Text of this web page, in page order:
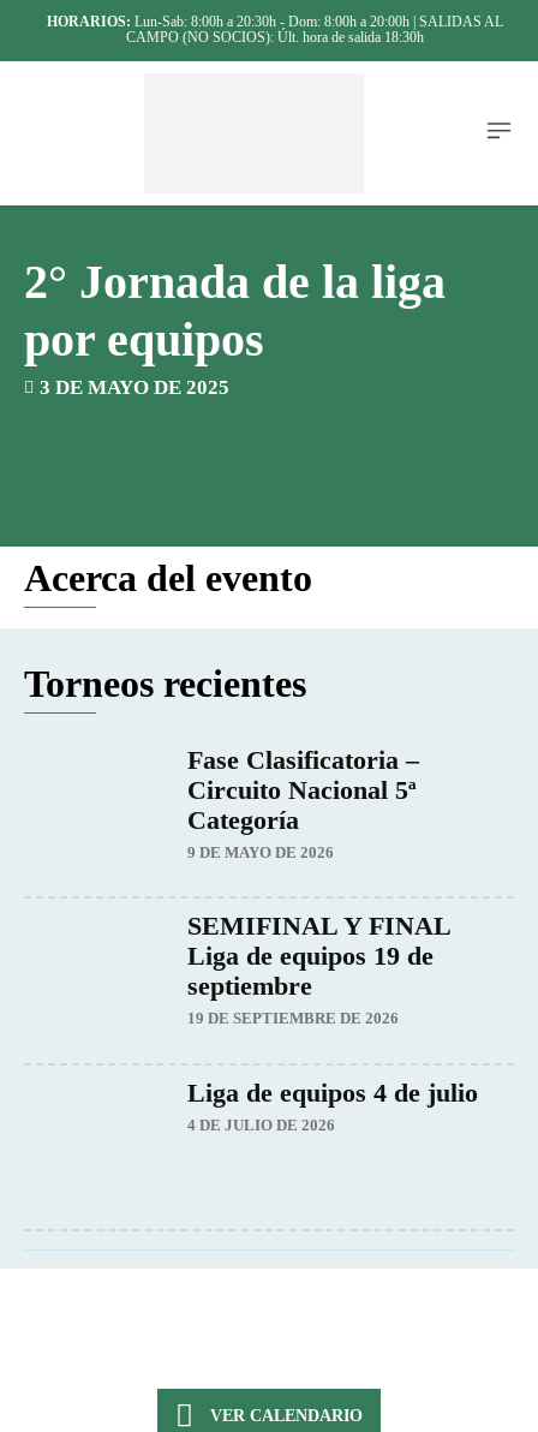
HORARIOS: Lun-Sab: 8:00h a 20:30h - Dom: 8:00h a 20:00h | SALIDAS AL
CAMPO (NO SOCIOS): Últ. hora de salida 18:30h
2° Jornada de la liga
por equipos
3 DE MAYO DE 2025
Acerca del evento
Torneos recientes
Fase Clasificatoria –
Circuito Nacional 5ª
Categoría
9 DE MAYO DE 2026
SEMIFINAL Y FINAL
Liga de equipos 19 de
septiembre
19 DE SEPTIEMBRE DE 2026
Liga de equipos 4 de julio
4 DE JULIO DE 2026
VER CALENDARIO